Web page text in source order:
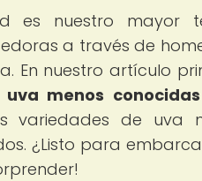
es nuestro mayor
a través de
En nuestro artículo
menos
variedades de uva
¿Listo para